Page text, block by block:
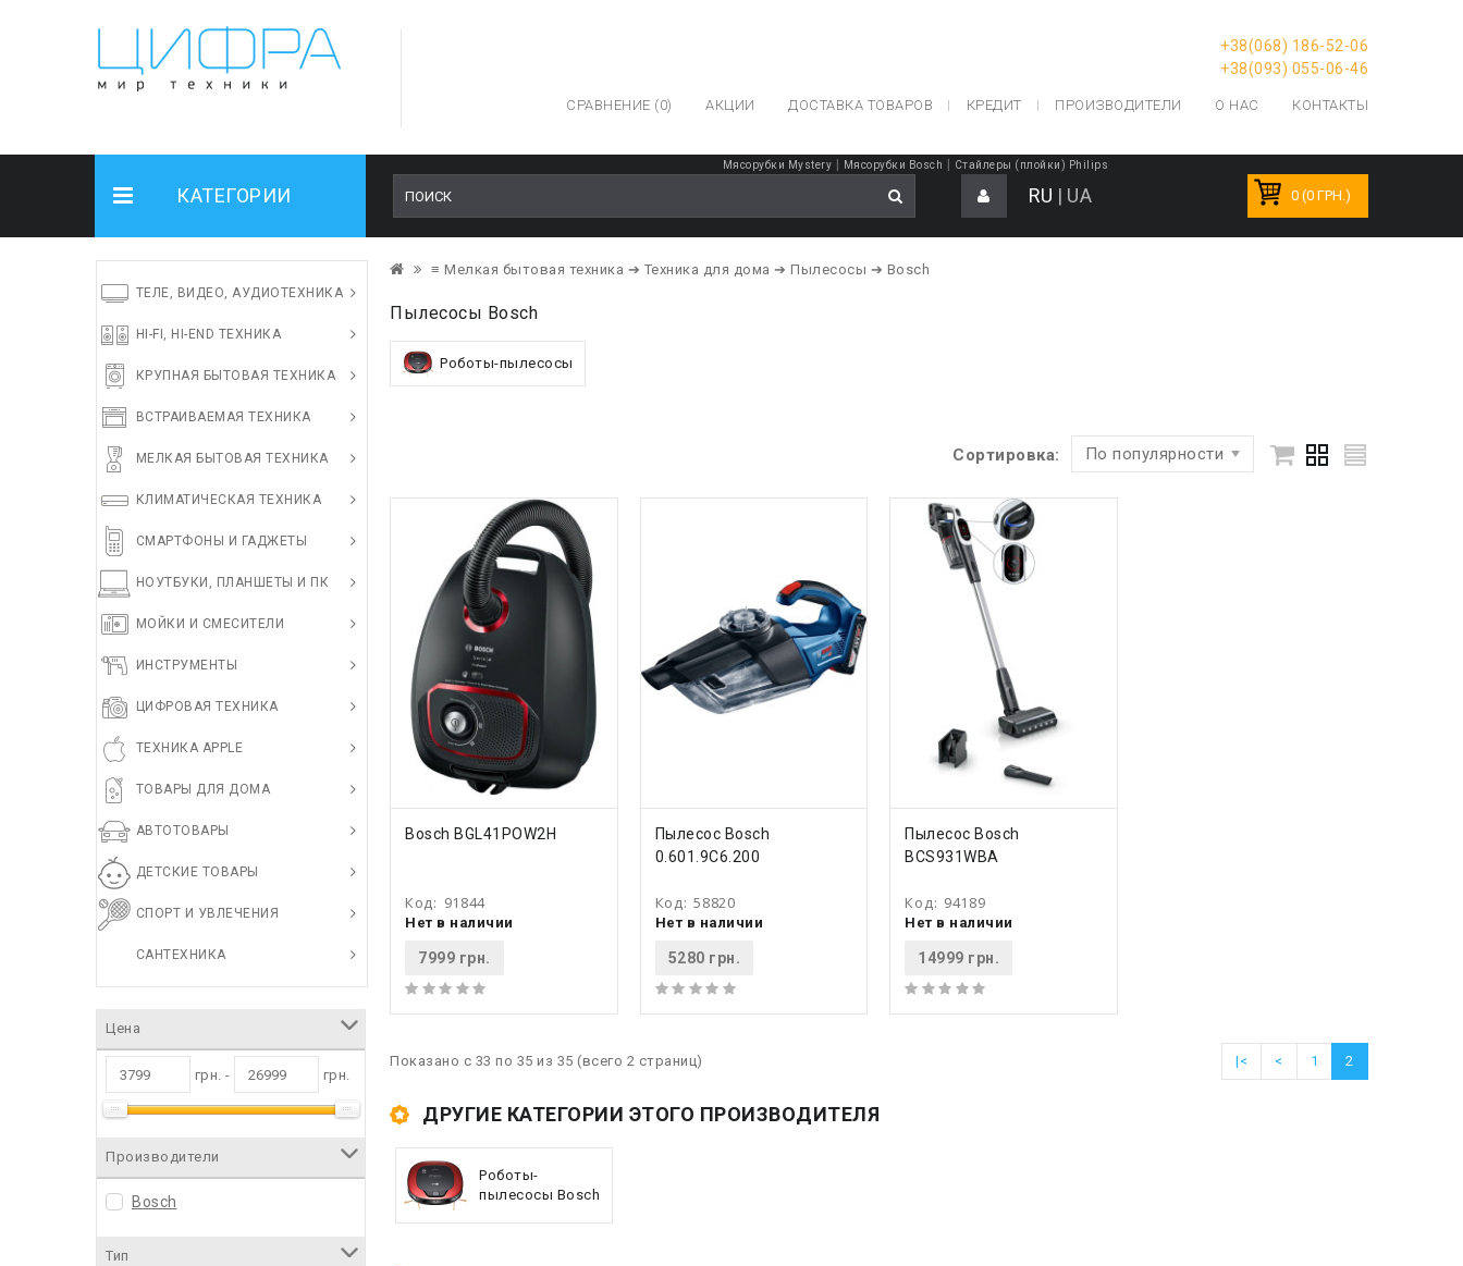
+38(068) 186-52-06
+38(093) 055-06-46
СРАВНЕНИЕ (0) АКЦИИ ДОСТАВКА ТОВАРОВ КРЕДИТ ПРОИЗВОДИТЕЛИ О НАС КОНТАКТЫ
КАТЕГОРИИ
Мясорубки Mystery Мясорубки Bosch Стайлеры (плойки) Philips
RU | UA 0 (0 ГРН.)
ТЕЛЕ, ВИДЕО, АУДИОТЕХНИКА
HI-FI, HI-END ТЕХНИКА
КРУПНАЯ БЫТОВАЯ ТЕХНИКА
ВСТРАИВАЕМАЯ ТЕХНИКА
МЕЛКАЯ БЫТОВАЯ ТЕХНИКА
КЛИМАТИЧЕСКАЯ ТЕХНИКА
СМАРТФОНЫ И ГАДЖЕТЫ
НОУТБУКИ, ПЛАНШЕТЫ И ПК
МОЙКИ И СМЕСИТЕЛИ
ИНСТРУМЕНТЫ
ЦИФРОВАЯ ТЕХНИКА
ТЕХНИКА APPLE
ТОВАРЫ ДЛЯ ДОМА
АВТОТОВАРЫ
ДЕТСКИЕ ТОВАРЫ
СПОРТ И УВЛЕЧЕНИЯ
САНТЕХНИКА
Цена
грн. - грн.
Производители
Bosch
Тип
≡ Мелкая бытовая техника ➔ Техника для дома ➔ Пылесосы ➔ Bosch
Пылесосы Bosch
Роботы-пылесосы
Сортировка: По популярности
КУПИТЬ
Bosch BGL41POW2H
Код: 91844
Нет в наличии
7999 грн.
КУПИТЬ
Пылесос Bosch
0.601.9C6.200
Код:58820
Нет в наличии
5280 грн.
КУПИТЬ
Пылесос Bosch
BCS931WBA
Код: 94189
Нет в наличии
14999 грн.
|< < 1 2
Показано с 33 по 35 из 35 (всего 2 страниц)
ДРУГИЕ КАТЕГОРИИ ЭТОГО ПРОИЗВОДИТЕЛЯ
Роботы-
пылесосы Bosch